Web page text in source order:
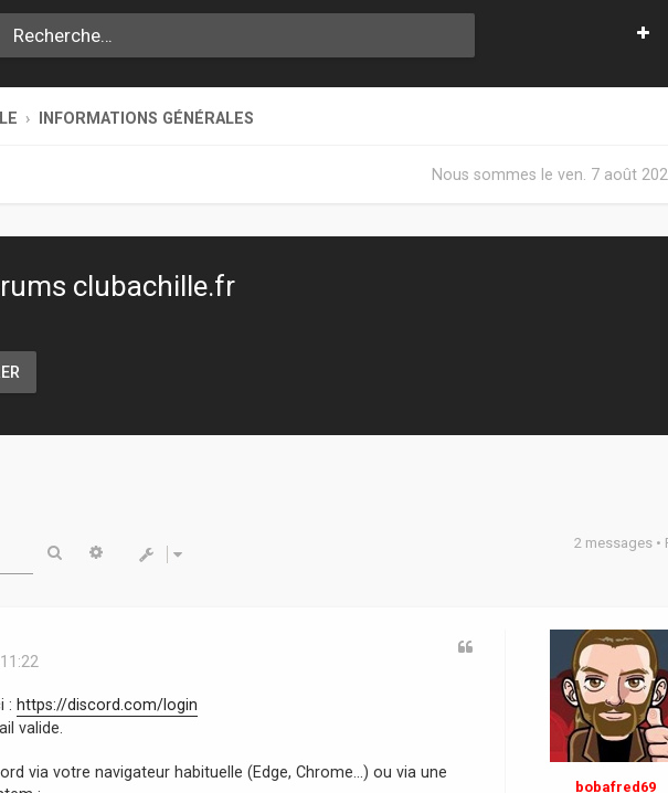
INFORMATIONS GÉNÉRALES
Nous sommes le ven. 7 août
clubachille.fr
RechercherRecherche avancée 2 messages •
bobafred69
: https://discord.com/login
valide.
via votre navigateur habituelle (Edge, Chrome...) ou via une